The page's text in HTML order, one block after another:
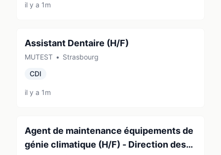
il y a 1m
Assistant Dentaire (H/F)
MUTEST • Strasbourg
CDI
il y a 1m
Agent de maintenance équipements de
génie climatique (H/F) - Direction des